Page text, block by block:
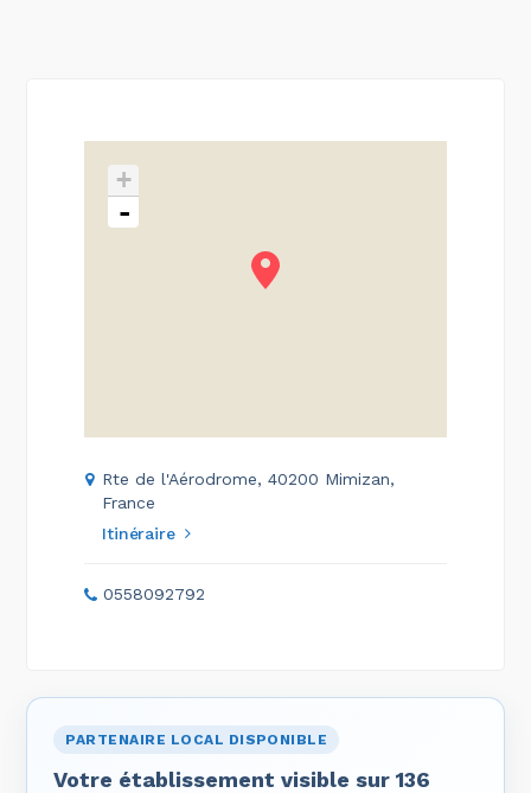
+
-
Rte de l'Aérodrome, 40200 Mimizan,
France
Itinéraire
0558092792
PARTENAIRE LOCAL DISPONIBLE
Votre établissement visible sur 136